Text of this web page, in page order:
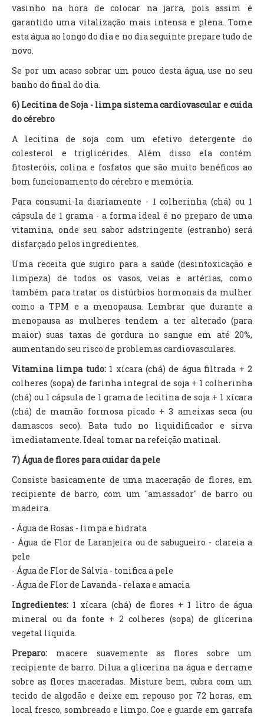
vasinho na hora de colocar na jarra, pois assim é
garantido uma vitalização mais intensa e plena. Tome
esta água ao longo do dia e no dia seguinte prepare tudo de
novo.
Se por um acaso sobrar um pouco desta água, use no seu
banho do final do dia.
6) Lecitina de Soja - limpa sistema cardiovascular e cuida
do cérebro
A lecitina de soja com um efetivo detergente do
colesterol e triglicérides. Além disso ela contém
fitosteróis, colina e fosfatos que são muito benéficos ao
bom funcionamento do cérebro e memória.
Para consumi-la diariamente - 1 colherinha (chá) ou 1
cápsula de 1 grama - a forma ideal é no preparo de uma
vitamina, onde seu sabor adstringente (estranho) será
disfarçado pelos ingredientes.
Uma receita que sugiro para a saúde (desintoxicação e
limpeza) de todos os vasos, veias e artérias, como
também para tratar os distúrbios hormonais da mulher
como a TPM e a menopausa. Lembrar que durante a
menopausa as mulheres tendem a ter alterado (para
maior) suas taxas de gordura no sangue em até 20%,
aumentando seu risco de problemas cardiovasculares.
Vitamina limpa tudo:1 xícara (chá) de água filtrada + 2
colheres (sopa) de farinha integral de soja + 1 colherinha
(chá) ou 1 cápsula de 1 grama de lecitina de soja + 1 xícara
(chá) de mamão formosa picado + 3 ameixas seca (ou
damascos seco). Bata tudo no liquidificador e sirva
imediatamente. Ideal tomar na refeição matinal.
7) Água de flores para cuidar da pele
Consiste basicamente de uma maceração de flores, em
recipiente de barro, com um "amassador" de barro ou
madeira.
- Água de Rosas - limpa e hidrata
- Água de Flor de Laranjeira ou de sabugueiro - clareia a
pele
- Água de Flor de Sálvia - tonifica a pele
- Água de Flor de Lavanda - relaxa e amacia
Ingredientes: 1 xícara (chá) de flores + 1 litro de água
mineral ou da fonte + 2 colheres (sopa) de glicerina
vegetal líquida.
Preparo: macere suavemente as flores sobre um
recipiente de barro. Dilua a glicerina na água e derrame
sobre as flores maceradas. Misture bem, cubra com um
tecido de algodão e deixe em repouso por 72 horas, em
local fresco, sombreado e limpo. Coe e guarde em garrafa